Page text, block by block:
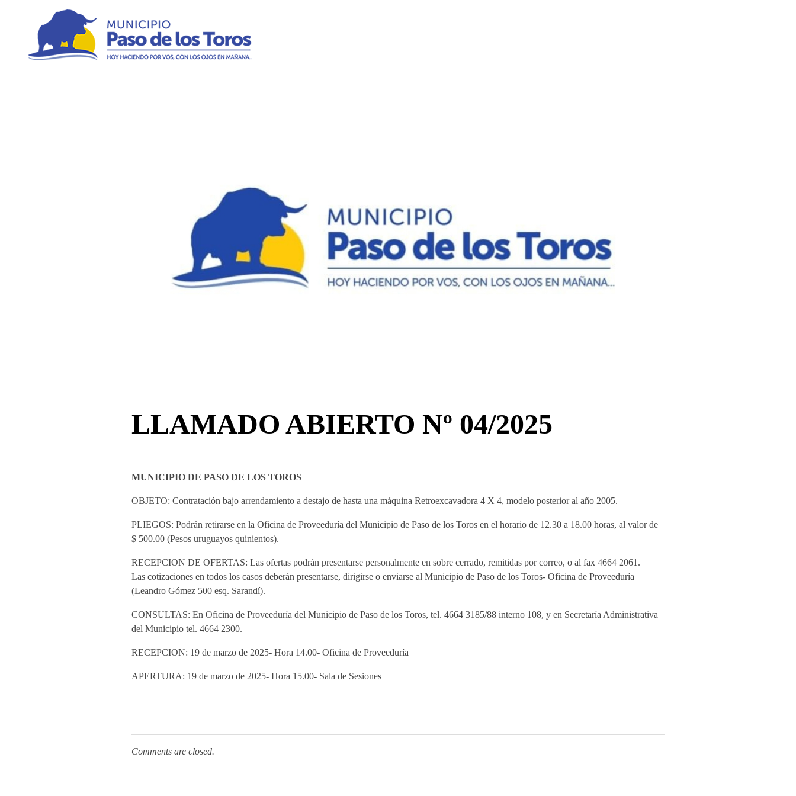
LLAMADO ABIERTO Nº 04/2025
MUNICIPIO DE PASO DE LOS TOROS
OBJETO: Contratación bajo arrendamiento a destajo de hasta una máquina Retroexcavadora 4 X 4, modelo posterior al año 2005.
PLIEGOS: Podrán retirarse en la Oficina de Proveeduría del Municipio de Paso de los Toros en el horario de 12.30 a 18.00 horas, al valor de
$ 500.00 (Pesos uruguayos quinientos).
RECEPCION DE OFERTAS: Las ofertas podrán presentarse personalmente en sobre cerrado, remitidas por correo, o al fax 4664 2061.
Las cotizaciones en todos los casos deberán presentarse, dirigirse o enviarse al Municipio de Paso de los Toros- Oficina de Proveeduría
(Leandro Gómez 500 esq. Sarandí).
CONSULTAS: En Oficina de Proveeduría del Municipio de Paso de los Toros, tel. 4664 3185/88 interno 108, y en Secretaría Administrativa
del Municipio tel. 4664 2300.
RECEPCION: 19 de marzo de 2025- Hora 14.00- Oficina de Proveeduría
APERTURA: 19 de marzo de 2025- Hora 15.00- Sala de Sesiones
Comments are closed.